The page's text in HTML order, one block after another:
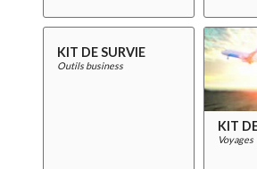
KIT DE SURVIE
Outils business
KIT
Voyages